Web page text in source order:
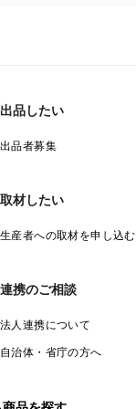
出品したい
出品者募集
取材したい
生産者への取材を申し込む
連携のご相談
法人連携について
自治体・省庁の方へ